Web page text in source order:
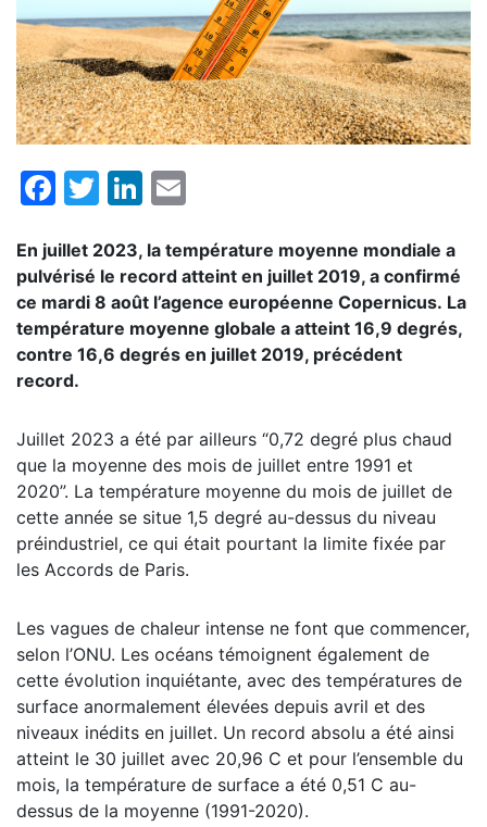
Facebook
TwitterLinkedIn
En juillet 2023, la température moyenne mondiale a
pulvérisé le record atteint en juillet 2019, a confirmé
ce mardi 8 août l’agence européenne Copernicus. La
température moyenne globale a atteint 16,9 degrés,
contre 16,6 degrés en juillet 2019, précédent
record.
Juillet 2023 a été par ailleurs “0,72 degré plus chaud
que la moyenne des mois de juillet entre 1991 et
2020”. La température moyenne du mois de juillet de
cette année se situe 1,5 degré au-dessus du niveau
préindustriel, ce qui était pourtant la limite fixée par
les Accords de Paris.
Les vagues de chaleur intense ne font que commencer,
selon l’ONU. Les océans témoignent également de
cette évolution inquiétante, avec des températures de
surface anormalement élevées depuis avril et des
niveaux inédits en juillet. Un record absolu a été ainsi
atteint le 30 juillet avec 20,96 C et pour l’ensemble du
mois, la température de surface a été 0,51 C au-
dessus de la moyenne (1991-2020).